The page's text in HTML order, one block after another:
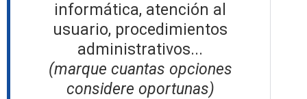
informática, atención al
usuario, procedimientos
administrativos...
(marque cuantas opciones
considere oportunas)